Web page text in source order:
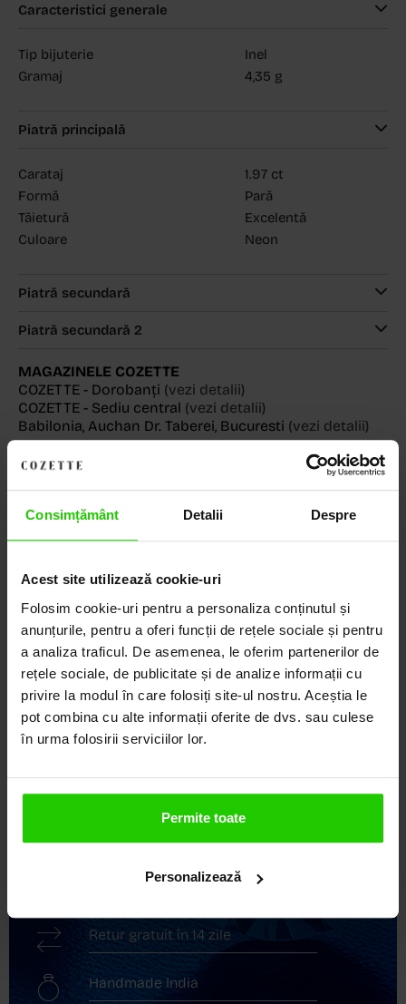
Consimțământ Detalii Despre
Acest site utilizează cookie-uri
Folosim cookie-uri pentru a personaliza conținutul și
anunțurile, pentru a oferi funcții de rețele sociale și pentru
a analiza traficul. De asemenea, le oferim partenerilor de
rețele sociale, de publicitate și de analize informații cu
privire la modul în care folosiți site-ul nostru. Aceștia le
pot combina cu alte informații oferite de dvs. sau culese
în urma folosirii serviciilor lor.
Permite toate
Personalizează
Caracteristici generale
Tip bijuterie
Inel
Gramaj
4,35 g
Piatră principală
Carataj
1.97 ct
Formă
Pară
Tăietură
Excelentă
Culoare
Neon
Piatră secundară
Piatră secundară 2
MAGAZINELE COZETTE
COZETTE - Dorobanți (vezi detalii)
COZETTE - Sediu central (vezi detalii)
Babilonia, Auchan Dr. Taberei, Bucuresti (vezi detalii)
Descoperă Lumea COZETTE,
DEVINE ARTĂ!
COZETTE este destinația ta de top pentru bijuterii
elegante și rafinate, create cu măiestrie și pasiune.
Ne mândrim cu o vastă experiență în realizarea celor
mai sofisticate bijuterii din aur, argint și pietre
prețioase.
Descoperă avantajele de a cumpăra!
Livrare în cutie cadou
Livrare în 24 - 48h
Retur gratuit în 14 zile
Handmade India